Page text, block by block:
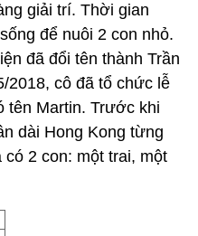
giải trí. Thời gian
để nuôi 2 con nhỏ.
đã đổi tên thành Trần
2018, cô đã tổ chức lễ
tên Martin. Trước khi
dài Hong Kong từng
có 2 con: một trai, một